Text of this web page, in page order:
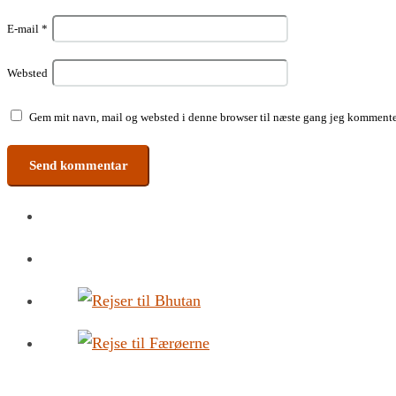
E-mail *
Websted
Gem mit navn, mail og websted i denne browser til næste gang jeg